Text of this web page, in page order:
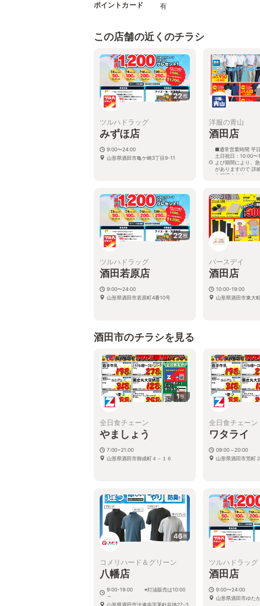
ポイントカード 有
この店舗の近くのチラシ
22枚
ツルハドラッグ
みずほ店
9:00〜24:00
山形県酒田市亀ケ崎3丁目9-11
洋服の青山
酒田店
■通常営業時間 平
土日祝日：10:00〜
よび期間により、
がありますので 詳
を確認ください
22枚
ツルハドラッグ
酒田若原店
9:00〜24:00
山形県酒田市若原町4番10号
バースデイ
酒田店
10:00-19:00
山形県酒田市東大
酒田市のチラシを見る
1枚
全日食チェーン
やましょう
7:00~21:00
山形県酒田市御成町４－１６
全日食チェーン
ワタライ
09:00～20:00
山形県酒田市荒町
46枚
コメリハード＆グリーン
八幡店
9:00-19:00 ※灯油販売は10:00
～
山形県酒田市法連寺字茅針谷地27-3
ツルハドラッグ
酒田店
9:00〜24:00
山形県酒田市ゆた